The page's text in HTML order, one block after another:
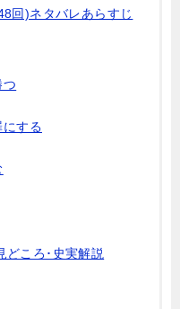
回)ネタバレあらすじ
つ
する
どころ･史実解説